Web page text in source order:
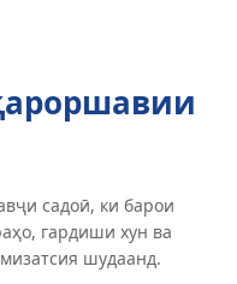
садоӣ, ки барои
гардиши хун ва
шудаанд.